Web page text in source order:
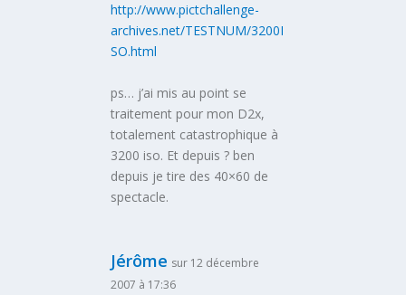
http://www.pictchallenge-
archives.net/TESTNUM/3200I
SO.html
ps… j’ai mis au point se
traitement pour mon D2x,
totalement catastrophique à
3200 iso. Et depuis ? ben
depuis je tire des 40×60 de
spectacle.
Jérôme sur 12 décembre
2007 à 17:36